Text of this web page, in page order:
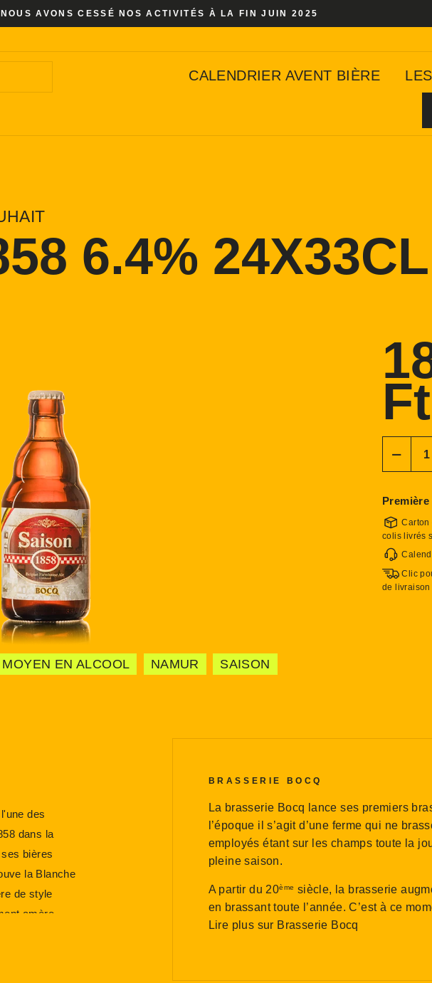
NOUS AVONS CESSÉ NOS ACTIVITÉS À LA FIN JUIN 2025
CALENDRIER AVENT BIÈRE
6.4% 24X33CL
MOYEN EN ALCOOL NAMUR SAISON
Ft
Carton
colis livrés
Clic
de livraison
des
dans la
bières
la Blanche
de style
amère
en
BRASSERIE BOCQ
La brasserie Bocq lance ses premiers
l’époque il s’agit d’une ferme qui ne
employés étant sur les champs toute la
pleine saison.
A partir du 20ème siècle, la brasserie
en brassant toute l’année. C’est à ce
Lire plus sur Brasserie Bocq